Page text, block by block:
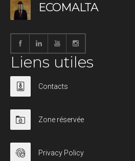
ECOMALTA
Liens utiles
Contacts
Zone réservée
Privacy Policy